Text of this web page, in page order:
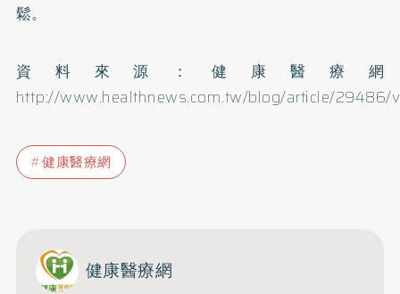
鬆。
資料來源：健康醫療網
http://www.healthnews.com.tw/blog/article/29486/
健康醫療網
健康醫療網